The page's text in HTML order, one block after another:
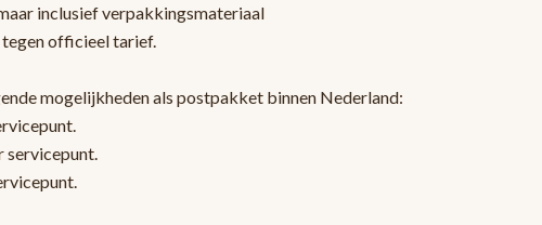
inclusief verpakkingsmateriaal
officieel tarief.
mogelijkheden als postpakket binnen Nederland:
servicepunt.